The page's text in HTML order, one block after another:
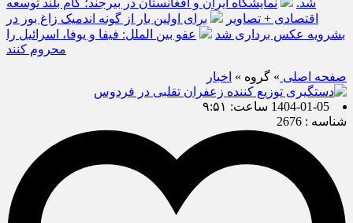
شد.
نمایشگاه ایران و افغانستان در بیرجند؛ گام بلند توسعه
اقتصادی + تصاویر
برای اولین بار از گونه اندمیک زاغ بور در
بشرویه عکس برداری شد
عفو بین الملل: فیفا و یوفا، اسرائیل را
محروم کنند
صفحه اصلی » گروه » اخبار
1404-01-05 ساعت: ۹:۵۱
شناسه : 2676